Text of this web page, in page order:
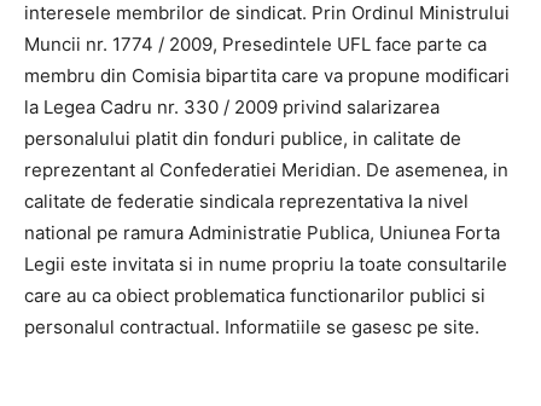
interesele membrilor de sindicat. Prin Ordinul Ministrului
Muncii nr. 1774 / 2009, Presedintele UFL face parte ca
membru din Comisia bipartita care va propune modificari
la Legea Cadru nr. 330 / 2009 privind salarizarea
personalului platit din fonduri publice, in calitate de
reprezentant al Confederatiei Meridian. De asemenea, in
calitate de federatie sindicala reprezentativa la nivel
national pe ramura Administratie Publica, Uniunea Forta
Legii este invitata si in nume propriu la toate consultarile
care au ca obiect problematica functionarilor publici si
personalul contractual. Informatiile se gasesc pe site.